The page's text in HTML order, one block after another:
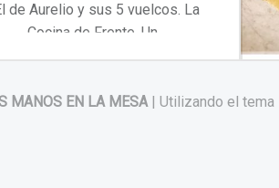
de Aurelio y sus 5 vuelcos. La
Cocina de Frente. Un…
MANOS EN LA MESA | Utilizando el tema